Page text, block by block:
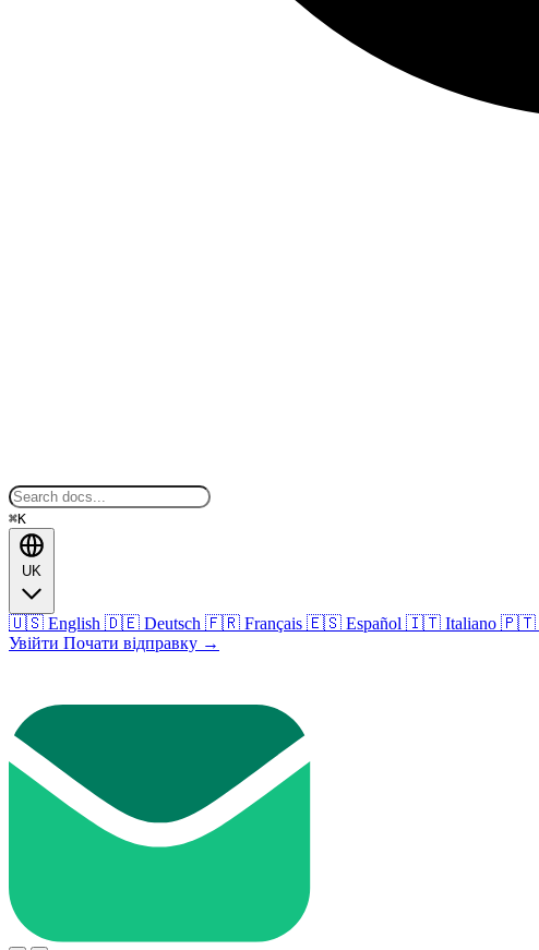
⌘K
UK
🇺🇸 English 🇩🇪 Deutsch 🇫🇷 Français 🇪🇸 Español 🇮🇹 Italiano 🇵🇹
Увійти Почати відправку →